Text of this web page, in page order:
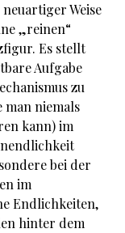
Weise
„reinen“
Es stellt
Aufgabe
zu
man niemals
kann) im
bei der
im
Endlichkeiten,
hinter dem